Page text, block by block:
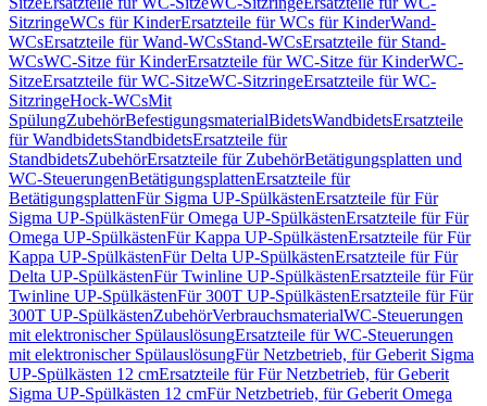
SitzringeWCs für KinderErsatzteile für WCs für KinderWand-
WCsErsatzteile für Wand-WCsStand-WCsErsatzteile für Stand-
WCsWC-Sitze für KinderErsatzteile für WC-Sitze für KinderWC-
SitzeErsatzteile für WC-SitzeWC-SitzringeErsatzteile für WC-
SitzringeHock-WCsMit
SpülungZubehörBefestigungsmaterialBidetsWandbidetsErsatzteile
für WandbidetsStandbidetsErsatzteile für
StandbidetsZubehörErsatzteile für ZubehörBetätigungsplatten und
WC-SteuerungenBetätigungsplattenErsatzteile für
BetätigungsplattenFür Sigma UP-SpülkästenErsatzteile für Für
Sigma UP-SpülkästenFür Omega UP-SpülkästenErsatzteile für Für
Omega UP-SpülkästenFür Kappa UP-SpülkästenErsatzteile für Für
Kappa UP-SpülkästenFür Delta UP-SpülkästenErsatzteile für Für
Delta UP-SpülkästenFür Twinline UP-SpülkästenErsatzteile für Für
Twinline UP-SpülkästenFür 300T UP-SpülkästenErsatzteile für Für
300T UP-SpülkästenZubehörVerbrauchsmaterialWC-Steuerungen
mit elektronischer SpülauslösungErsatzteile für WC-Steuerungen
mit elektronischer SpülauslösungFür Netzbetrieb, für Geberit Sigma
UP-Spülkästen 12 cmErsatzteile für Für Netzbetrieb, für Geberit
Sigma UP-Spülkästen 12 cmFür Netzbetrieb, für Geberit Omega